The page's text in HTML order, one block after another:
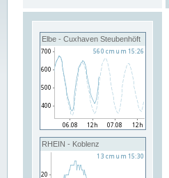
Elbe - Cuxhaven Steubenhöft
RHEIN - Koblenz